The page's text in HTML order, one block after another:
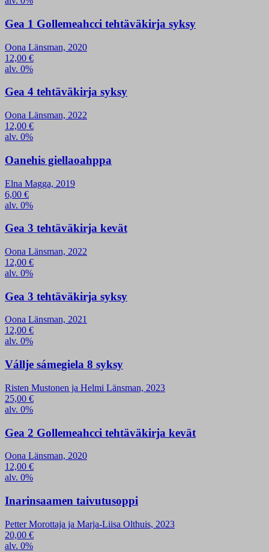
Gea 1 Gollemeahcci tehtäväkirja syksy
Oona Länsman, 2020
12,00 €
alv. 0%
Gea 4 tehtäväkirja syksy
Oona Länsman, 2022
12,00 €
alv. 0%
Oanehis giellaoahppa
Elna Magga, 2019
6,00 €
alv. 0%
Gea 3 tehtäväkirja kevät
Oona Länsman, 2022
12,00 €
alv. 0%
Gea 3 tehtäväkirja syksy
Oona Länsman, 2021
12,00 €
alv. 0%
Vállje sámegiela 8 syksy
Risten Mustonen ja Helmi Länsman, 2023
25,00 €
alv. 0%
Gea 2 Gollemeahcci tehtäväkirja kevät
Oona Länsman, 2020
12,00 €
alv. 0%
Inarinsaamen taivutusoppi
Petter Morottaja ja Marja-Liisa Olthuis, 2023
20,00 €
alv. 0%